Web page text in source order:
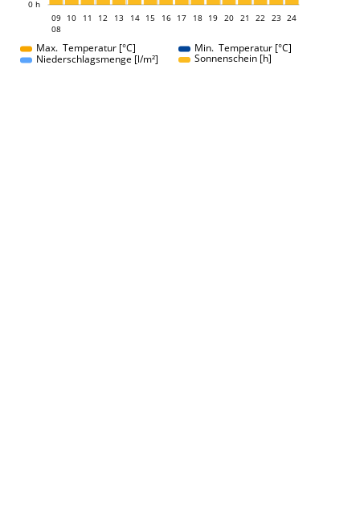
0 h
09
09
08
10 11 12 13 14 15 16 17 18 19 20 21 22 23 24
Max. Temperatur [°C]
Min. Temperatur [°C]
Niederschlagsmenge [l/m²]
Sonnenschein [h]